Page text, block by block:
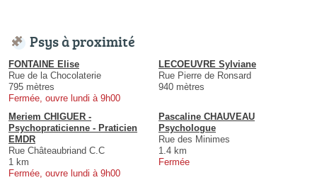
Psys à proximité
FONTAINE Elise
Rue de la Chocolaterie
795 mètres
Fermée, ouvre lundi à 9h00
LECOEUVRE Sylviane
Rue Pierre de Ronsard
940 mètres
Meriem CHIGUER -
Psychopraticienne - Praticien
EMDR
Rue Châteaubriand C.C
1 km
Fermée, ouvre lundi à 9h00
Pascaline CHAUVEAU
Psychologue
Rue des Minimes
1.4 km
Fermée